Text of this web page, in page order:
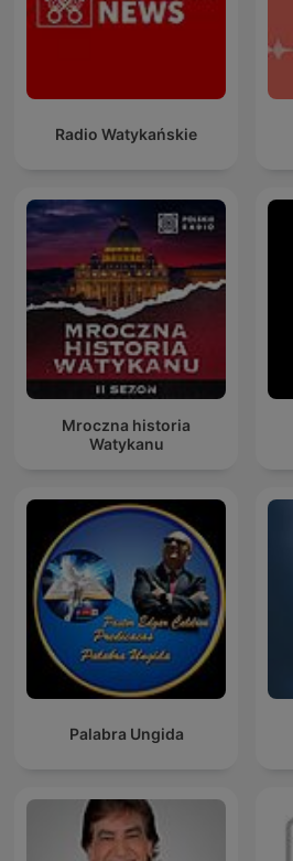
Radio Watykańskie
Mroczna historia
Watykanu
Palabra Ungida